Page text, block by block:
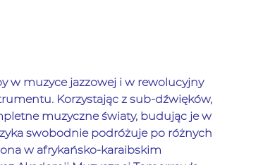
w muzyce jazzowej i w rewolucyjny
Korzystając z sub-dźwięków,
muzyczne światy, budując je w
swobodnie podróżuje po różnych
w afrykańsko-karaibskim